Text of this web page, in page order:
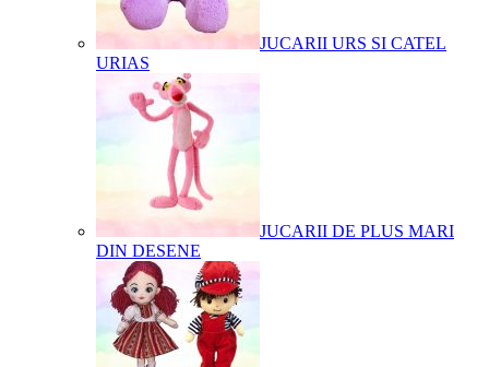
JUCARII URS SI CATEL
URIAS
JUCARII DE PLUS MARI
DIN DESENE